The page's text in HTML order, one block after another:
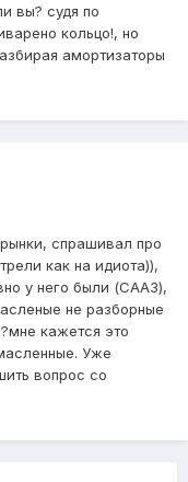
вы? судя по
кольцо!, но
амортизаторы
спрашивал про
как на идиота)),
у него были (СААЗ),
не разборные
кажется это
Уже
вопрос со